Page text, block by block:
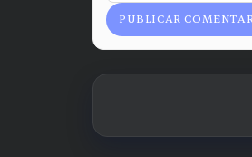
PUBLICAR